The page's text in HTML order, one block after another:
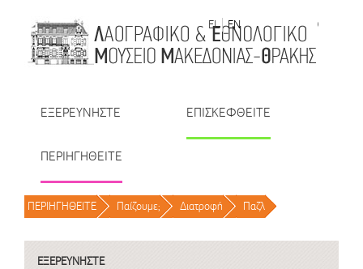
EL
EN | TR | BU | RO
ΕΞΕΡΕΥΝΗΣΤΕ ΕΠΙΣΚΕΦΘΕΙΤΕ
ΠΕΡΙΗΓΗΘΕΙΤΕ
ΠΕΡΙΗΓΗΘΕΙΤΕ / Παίζουμε; / Διατροφή / Παζλ /
ΕΞΕΡΕΥΝΗΣΤΕ